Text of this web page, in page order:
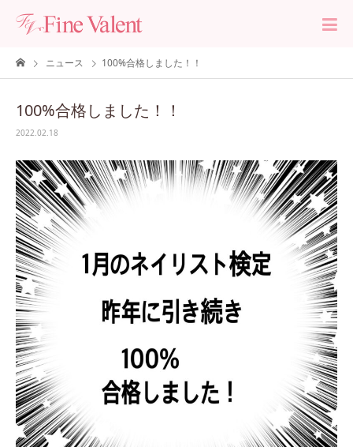
ニュース 100%合格しました！！
100%合格しました！！
2022.02.18